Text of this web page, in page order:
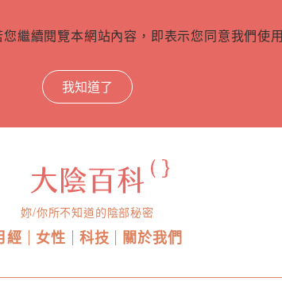
繼續閱覽本網站內容，即表示您同意我們使
我知道了
妳/你所不知道的陰部秘密
經 女性 科技 關於我們